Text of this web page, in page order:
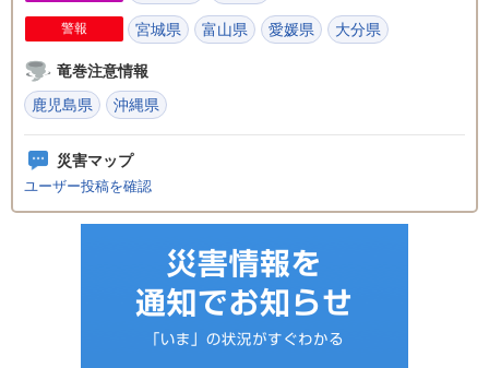
警報 宮城県 富山県 愛媛県 大分県
竜巻注意情報
鹿児島県
沖縄県
災害マップ
ユーザー投稿を確認